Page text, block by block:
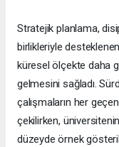
Stratejik planlama,
birlikleriyle
küresel ölçekte daha
gelmesini sağladı.
çalışmaların her
çekilirken,
düzeyde örnek